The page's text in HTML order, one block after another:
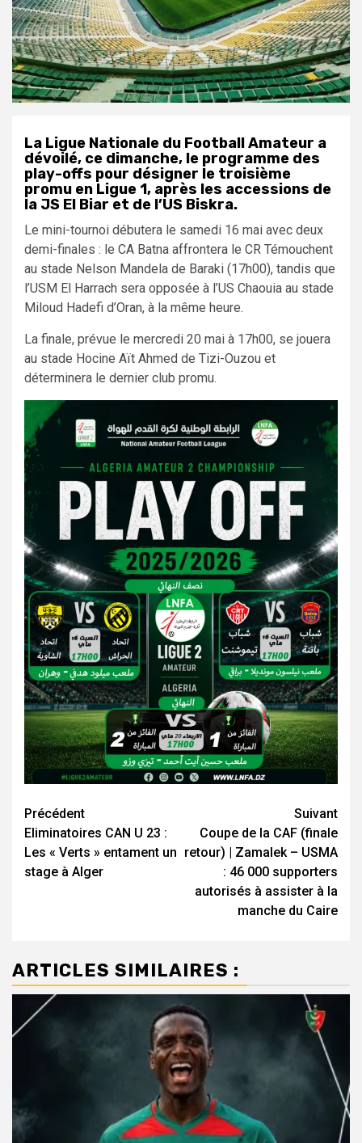
La Ligue Nationale du Football Amateur a
dévoilé, ce dimanche, le programme des
play-offs pour désigner le troisième
promu en Ligue 1, après les accessions de
la JS El Biar et de l’US Biskra.
Le mini-tournoi débutera le samedi 16 mai avec deux
demi-finales : le CA Batna affrontera le CR Témouchent
au stade Nelson Mandela de Baraki (17h00), tandis que
l’USM El Harrach sera opposée à l’US Chaouia au stade
Miloud Hadefi d’Oran, à la même heure.
La finale, prévue le mercredi 20 mai à 17h00, se jouera
au stade Hocine Aït Ahmed de Tizi-Ouzou et
déterminera le dernier club promu.
Navigation
d’article
Précédent
Eliminatoires CAN U 23 :
Les « Verts » entament un
stage à Alger
Suivant
Coupe de la CAF (finale
retour) | Zamalek – USMA
: 46 000 supporters
autorisés à assister à la
manche du Caire
ARTICLES SIMILAIRES :